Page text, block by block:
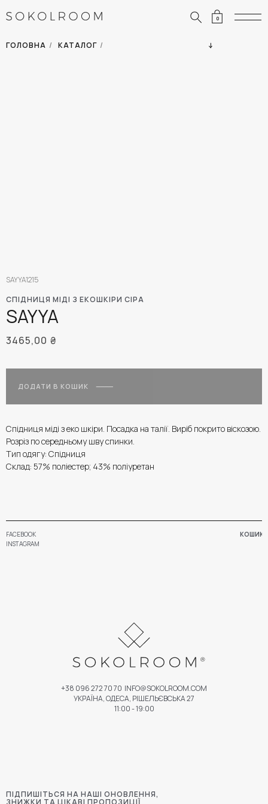
0
ГОЛОВНА / КАТАЛОГ /
СПІДНИЦЯ МІДІ З ЕКОШКІРИ СІРА
SAYYA
SAYYA1215
3465,00 ₴
ДОДАТИ В КОШИК
Спідниця міді з еко шкіри. Посадка на талії. Виріб покрито віскозою.
Розріз по середньому шву спинки.
Тип одягу: Спідниця
Склад: 57% поліестер; 43% поліуретан
FACEBOOK КОШИК
ПІДПИШІТЬСЯ НА НАШІ ОНОВЛЕННЯ,
+38 096 272 70 70 INFO@SOKOLROOM.COM
УКРАЇНА, ОДЕСА, РІШЕЛЬЄВСЬКА 27
11:00 - 19:00
INSTAGRAM